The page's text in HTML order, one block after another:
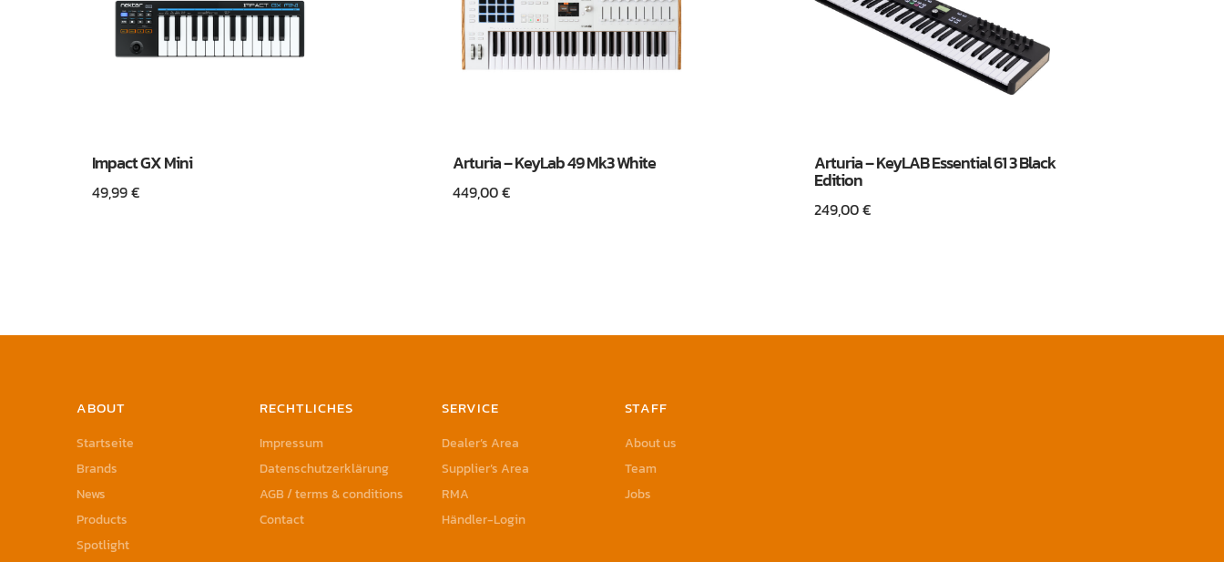
Impact GX Mini
49,99€
Arturia – KeyLab 49 Mk3 White
449,00€
Arturia – KeyLAB Essential 61 3 Black
Edition
249,00€
ABOUT
Startseite
Brands
News
Products
Spotlight
RECHTLICHES
Impressum
Datenschutzerklärung
AGB / terms & conditions
Contact
SERVICE
Dealer’s Area
Supplier’s Area
RMA
Händler-Login
STAFF
About us
Team
Jobs